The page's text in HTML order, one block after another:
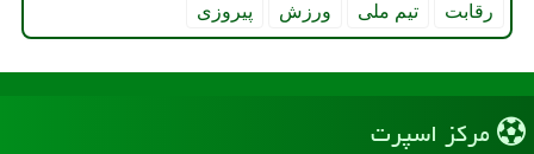
رقابت
تیم ملی ورزش پیروزی
مركز اسپرت